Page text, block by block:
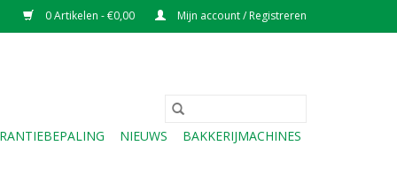
0 Artikelen - €0,00 Mijn account / Registreren
NIEUWS BAKKERIJMACHINES